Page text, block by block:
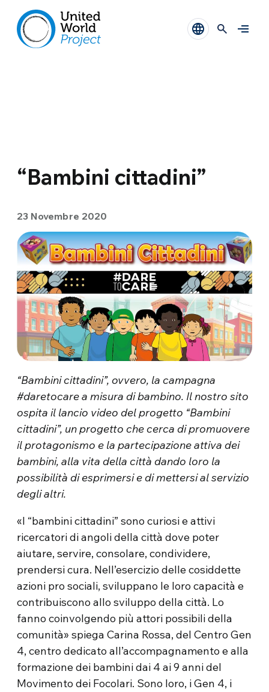
“Bambini cittadini”
23 Novembre 2020
“Bambini cittadini”, ovvero, la campagna
#daretocare a misura di bambino. Il nostro sito
ospita il lancio video del progetto “Bambini
cittadini”, un progetto che cerca di promuovere
il protagonismo e la partecipazione attiva dei
bambini, alla vita della città dando loro la
possibilità di esprimersi e di mettersi al servizio
degli altri.
«I “bambini cittadini” sono curiosi e attivi
ricercatori di angoli della città dove poter
aiutare, servire, consolare, condividere,
prendersi cura. Nell’esercizio delle cosiddette
azioni pro sociali, sviluppano le loro capacità e
contribuiscono allo sviluppo della città. Lo
fanno coinvolgendo più attori possibili della
comunità» spiega Carina Rossa, del Centro Gen
4, centro dedicato all’accompagnamento e alla
formazione dei bambini dai 4 ai 9 anni del
Movimento dei Focolari. Sono loro, i Gen 4, i